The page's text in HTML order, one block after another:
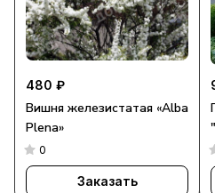
480 ₽
Вишня железистатая «Alba
Plena»
0
Заказать